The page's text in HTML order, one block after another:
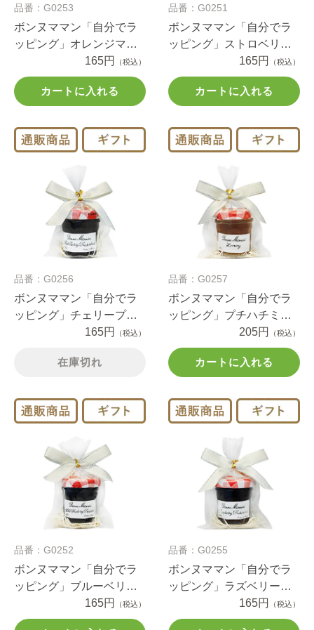
品番：G0253
ボンヌママン「自分でラ
ッピング」オレンジマー
マレードプチジャム（1セ
ット）
165円 （税込）
カートに入れる
品番：G0251
ボンヌママン「自分でラ
ッピング」ストロベリー
プチジャム（1セット）
165円 （税込）
カートに入れる
品番：G0256
ボンヌママン「自分でラ
ッピング」チェリープチ
ジャム（1セット）
165円 （税込）
在庫切れ
品番：G0257
ボンヌママン「自分でラ
ッピング」プチハチミツ
205円 （税込）
カートに入れる
品番：G0252
ボンヌママン「自分でラ
ッピング」ブルーベリー
プチジャム（1セット）
165円 （税込）
品番：G0255
ボンヌママン「自分でラ
ッピング」ラズベリープ
チジャム（1セット）
165円 （税込）